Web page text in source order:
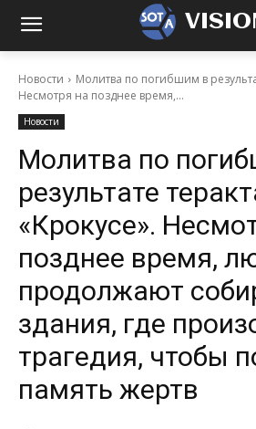
Новости
Молитва по погибшим в
Несмотря на позднее время,...
Новости
Молитва по
результате
«Крокусе».
позднее время,
продолжают
здания, где
трагедия, чтобы
память жертв